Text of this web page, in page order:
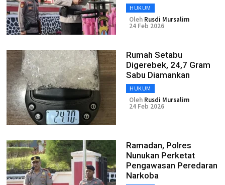
HUKUM
Oleh Rusdi Mursalim
24 Feb 2026
Rumah Setabu
Digerebek, 24,7 Gram
Sabu Diamankan
HUKUM
Oleh Rusdi Mursalim
24 Feb 2026
Ramadan, Polres
Nunukan Perketat
Pengawasan Peredaran
Narkoba